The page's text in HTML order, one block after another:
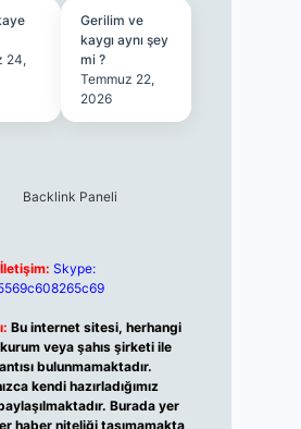
24,
Gerilim ve
kaygı aynı şey
mi ?
Temmuz 22,
2026
Skype:
Bu internet sitesi, herhangi
veya şahıs şirketi ile
bulunmamaktadır.
kendi hazırladığımız
Burada yer
haber niteliği taşımamakta